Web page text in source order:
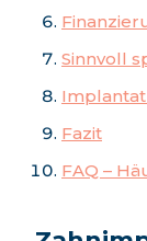
Sinnvoll
Fazit
FAQ –